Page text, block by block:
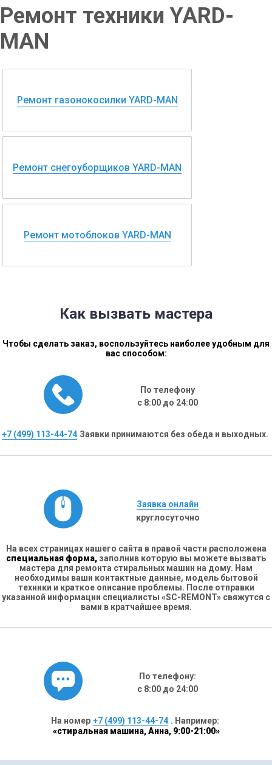
Ремонт техники YARD-
MAN
Ремонт газонокосилки YARD-MAN
Ремонт снегоуборщиков YARD-MAN
Ремонт мотоблоков YARD-MAN
Как вызвать мастера
Чтобы сделать заказ, воспользуйтесь наиболее удобным для
вас способом:
По телефону
с 8:00 до 24:00
+7 (499) 113-44-74 Заявки принимаются без обеда и выходных.
Заявка онлайн
круглосуточно
На всех страницах нашего сайта в правой части расположена
специальная форма, заполнив которую вы можете вызвать
мастера для ремонта стиральных машин на дому. Нам
необходимы ваши контактные данные, модель бытовой
техники и краткое описание проблемы. После отправки
указанной информации специалисты «SC-REMONT» свяжутся с
вами в кратчайшее время.
По телефону:
с 8:00 до 24:00
На номер +7 (499) 113-44-74 . Например:
«стиральная машина, Анна, 9:00-21:00»